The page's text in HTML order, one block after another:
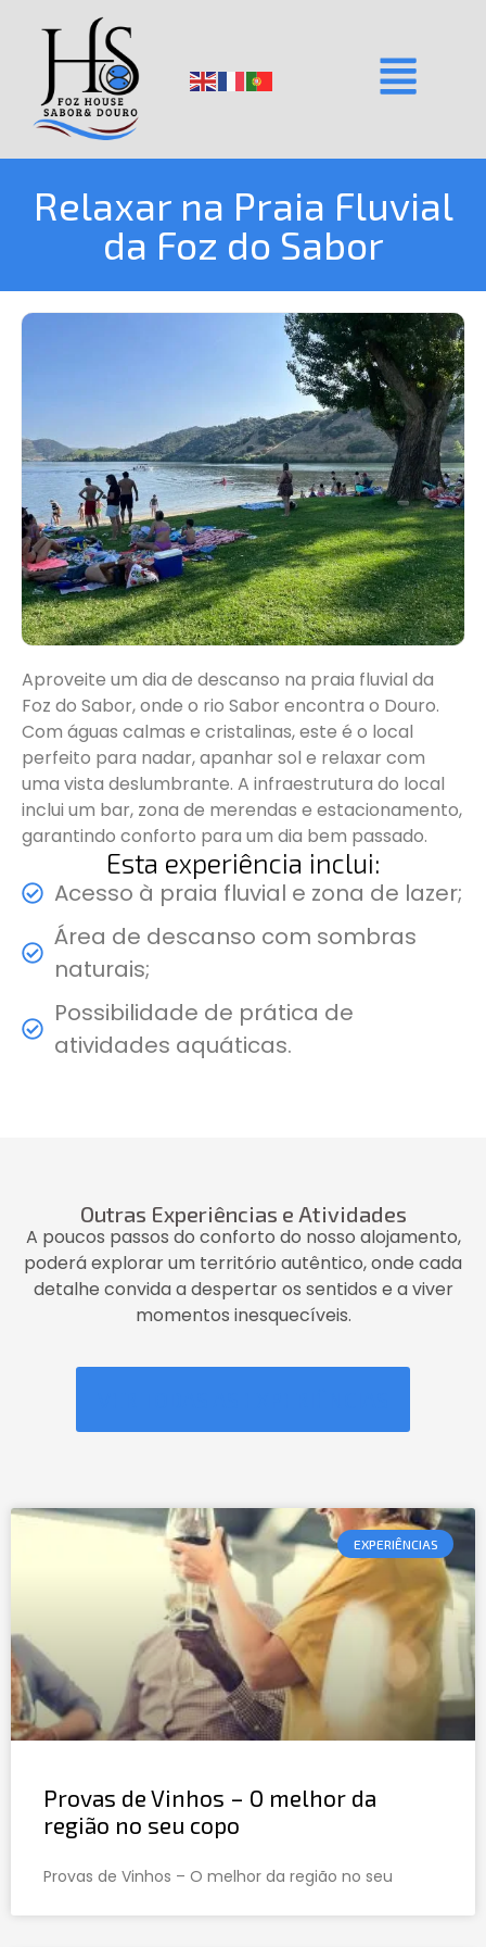
Relaxar na Praia Fluvial
da Foz do Sabor
Aproveite um dia de descanso na praia fluvial da
Foz do Sabor, onde o rio Sabor encontra o Douro.
Com águas calmas e cristalinas, este é o local
perfeito para nadar, apanhar sol e relaxar com
uma vista deslumbrante. A infraestrutura do local
inclui um bar, zona de merendas e estacionamento,
garantindo conforto para um dia bem passado.
Esta experiência inclui:
Acesso à praia fluvial e zona de lazer;
Área de descanso com sombras
naturais;
Possibilidade de prática de
atividades aquáticas.
Outras Experiências e Atividades
A poucos passos do conforto do nosso alojamento,
poderá explorar um território autêntico, onde cada
detalhe convida a despertar os sentidos e a viver
momentos inesquecíveis.
EXPERIÊNCIAS
Provas de Vinhos – O melhor da
região no seu copo
Provas de Vinhos – O melhor da região no seu